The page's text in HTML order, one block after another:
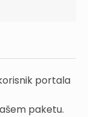
portala
paketu.